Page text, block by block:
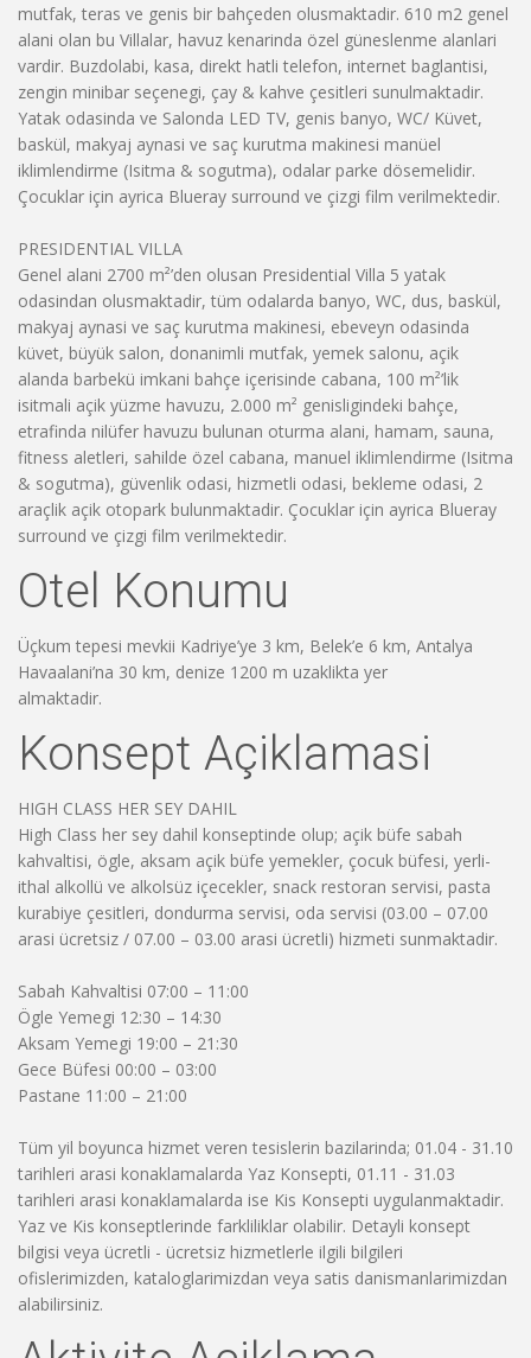
mutfak, teras ve genis bir bahçeden olusmaktadir. 610 m2 genel
alani olan bu Villalar, havuz kenarinda özel güneslenme alanlari
vardir. Buzdolabi, kasa, direkt hatli telefon, internet baglantisi,
zengin minibar seçenegi, çay & kahve çesitleri sunulmaktadir.
Yatak odasinda ve Salonda LED TV, genis banyo, WC/ Küvet,
baskül, makyaj aynasi ve saç kurutma makinesi manüel
iklimlendirme (Isitma & sogutma), odalar parke dösemelidir.
Çocuklar için ayrica Blueray surround ve çizgi film verilmektedir.
PRESIDENTIAL VILLA
Genel alani 2700 m²’den olusan Presidential Villa 5 yatak
odasindan olusmaktadir, tüm odalarda banyo, WC, dus, baskül,
makyaj aynasi ve saç kurutma makinesi, ebeveyn odasinda
küvet, büyük salon, donanimli mutfak, yemek salonu, açik
alanda barbekü imkani bahçe içerisinde cabana, 100 m²’lik
isitmali açik yüzme havuzu, 2.000 m² genisligindeki bahçe,
etrafinda nilüfer havuzu bulunan oturma alani, hamam, sauna,
fitness aletleri, sahilde özel cabana, manuel iklimlendirme (Isitma
& sogutma), güvenlik odasi, hizmetli odasi, bekleme odasi, 2
araçlik açik otopark bulunmaktadir. Çocuklar için ayrica Blueray
surround ve çizgi film verilmektedir.
Otel Konumu
Üçkum tepesi mevkii Kadriye’ye 3 km, Belek’e 6 km, Antalya
Havaalani’na 30 km, denize 1200 m uzaklikta yer
almaktadir.
Konsept Açiklamasi
HIGH CLASS HER SEY DAHIL
High Class her sey dahil konseptinde olup; açik büfe sabah
kahvaltisi, ögle, aksam açik büfe yemekler, çocuk büfesi, yerli-
ithal alkollü ve alkolsüz içecekler, snack restoran servisi, pasta
kurabiye çesitleri, dondurma servisi, oda servisi (03.00 – 07.00
arasi ücretsiz / 07.00 – 03.00 arasi ücretli) hizmeti sunmaktadir.
Sabah Kahvaltisi 07:00 – 11:00
Ögle Yemegi 12:30 – 14:30
Aksam Yemegi 19:00 – 21:30
Gece Büfesi 00:00 – 03:00
Pastane 11:00 – 21:00
Tüm yil boyunca hizmet veren tesislerin bazilarinda; 01.04 - 31.10
tarihleri arasi konaklamalarda Yaz Konsepti, 01.11 - 31.03
tarihleri arasi konaklamalarda ise Kis Konsepti uygulanmaktadir.
Yaz ve Kis konseptlerinde farkliliklar olabilir. Detayli konsept
bilgisi veya ücretli - ücretsiz hizmetlerle ilgili bilgileri
ofislerimizden, kataloglarimizdan veya satis danismanlarimizdan
alabilirsiniz.